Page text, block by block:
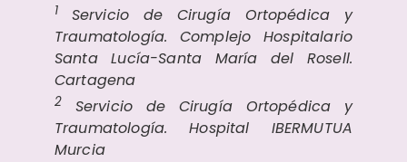
1 Servicio de Cirugía Ortopédica y
Traumatología. Complejo Hospitalario
Santa Lucía-Santa María del Rosell.
Cartagena
2
Servicio de Cirugía Ortopédica y
Traumatología. Hospital IBERMUTUA
Murcia